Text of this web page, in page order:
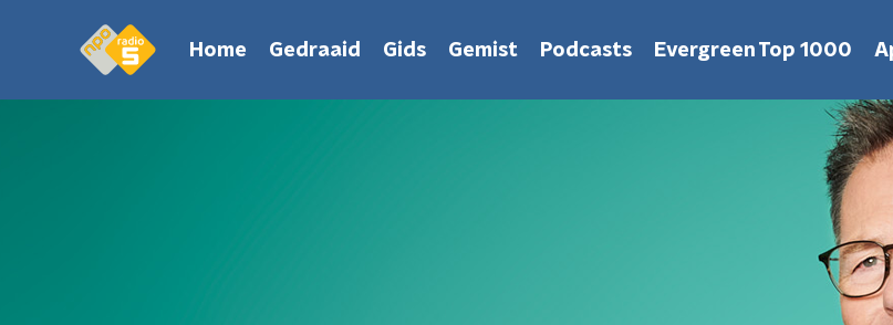
Home Gedraaid Gids Gemist Podcasts Evergreen Top 1000